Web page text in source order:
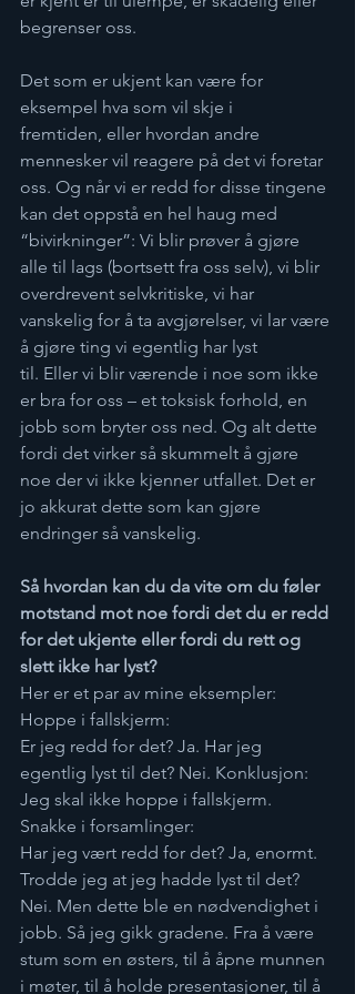
begrenser oss.
Det som er ukjent kan være for
eksempel hva som vil skje i
fremtiden, eller hvordan andre
mennesker vil reagere på det vi foretar
oss. Og når vi er redd for disse tingene
kan det oppstå en hel haug med
“bivirkninger”: Vi blir prøver å gjøre
alle til lags (bortsett fra oss selv), vi blir
overdrevent selvkritiske, vi har
vanskelig for å ta avgjørelser, vi lar være
å gjøre ting vi egentlig har lyst
til. Eller vi blir værende i noe som ikke
er bra for oss – et toksisk forhold, en
jobb som bryter oss ned. Og alt dette
fordi det virker så skummelt å gjøre
noe der vi ikke kjenner utfallet. Det er
jo akkurat dette som kan gjøre
endringer så vanskelig.
Så hvordan kan du da vite om du føler
motstand mot noe fordi det du er redd
for det ukjente eller fordi du rett og
slett ikke har lyst?
Her er et par av mine eksempler:
Hoppe i fallskjerm:
Er jeg redd for det? Ja. Har jeg
egentlig lyst til det? Nei. Konklusjon:
Jeg skal ikke hoppe i fallskjerm.
Snakke i forsamlinger:
Har jeg vært redd for det? Ja, enormt.
Trodde jeg at jeg hadde lyst til det?
Nei. Men dette ble en nødvendighet i
jobb. Så jeg gikk gradene. Fra å være
stum som en østers, til å åpne munnen
i møter, til å holde presentasjoner, til å